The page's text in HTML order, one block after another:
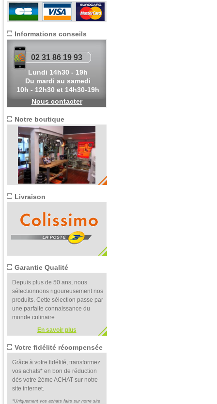
Informations conseils
02 31 86 19 93
Lundi 14h30 - 19h
Du mardi au samedi
10h - 12h30 et 14h30-19h
Nous contacter
Notre boutique
Livraison
Garantie Qualité
Depuis plus de 50 ans, nous
sélectionnons rigoureusement nos
produits. Cette sélection passe par
une parfaite connaissance du
monde culinaire.
En savoir plus
Votre fidélité récompensée
Grâce à votre fidélité, transformez
vos achats* en bon de réduction
dès votre 2ème ACHAT sur notre
site internet.
*Uniquement vos achats faits sur notre site